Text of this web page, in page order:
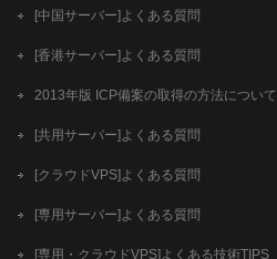
[中国サーバー]よくある質問
[香港サーバー]よくある質問
2013年版 ICP備案の取得の方法について
[共用サーバー]よくある質問
[クラウドVPS]よくある質問
[専用サーバー]よくある質問
[専用・クラウドVPS]よくある技術TIPS